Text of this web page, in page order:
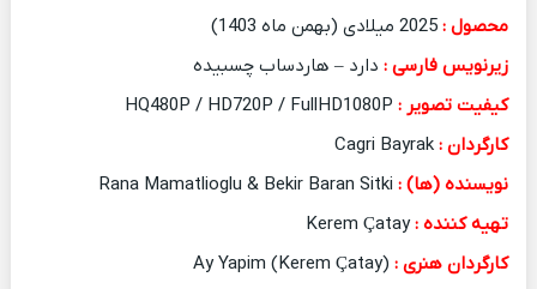
محصول :2025 میلادی (بهمن ماه 1403)
زیرنویس فارسی :دارد – هاردساب چسبیده
کیفیت تصویر :HQ480P / HD720P / FullHD1080P
کارگردان :Cagri Bayrak
نویسنده (ها) :Rana Mamatlioglu & Bekir Baran Sitki
تهیه کننده :Kerem Çatay
کارگردان هنری :Ay Yapim (Kerem Çatay)